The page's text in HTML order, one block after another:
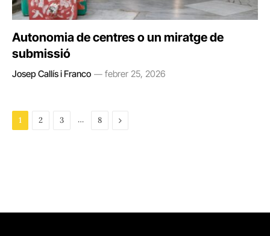
Autonomia de centres o un miratge de
submissió
Josep Callís i Franco febrer 25, 2026
1 2 3 … 8 Next